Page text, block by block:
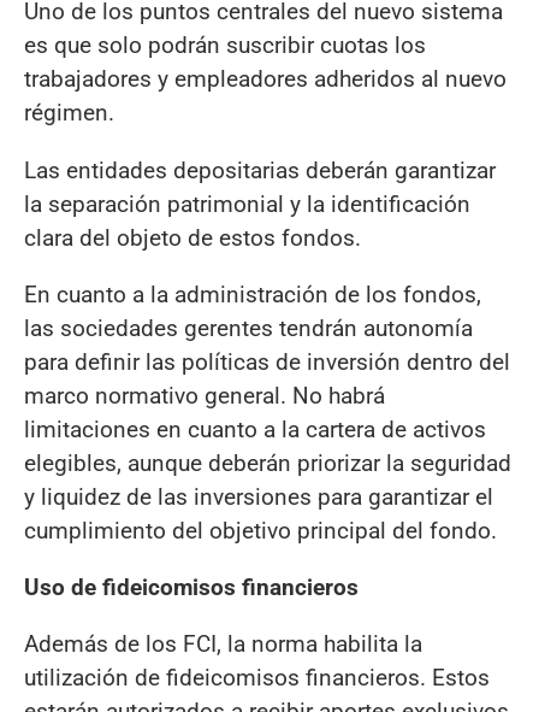
Uno de los puntos centrales del nuevo sistema
es que solo podrán suscribir cuotas los
trabajadores y empleadores adheridos al nuevo
régimen.
Las entidades depositarias deberán garantizar
la separación patrimonial y la identificación
clara del objeto de estos fondos.
En cuanto a la administración de los fondos,
las sociedades gerentes tendrán autonomía
para definir las políticas de inversión dentro del
marco normativo general. No habrá
limitaciones en cuanto a la cartera de activos
elegibles, aunque deberán priorizar la seguridad
y liquidez de las inversiones para garantizar el
cumplimiento del objetivo principal del fondo.
Uso de fideicomisos financieros
Además de los FCI, la norma habilita la
utilización de fideicomisos financieros. Estos